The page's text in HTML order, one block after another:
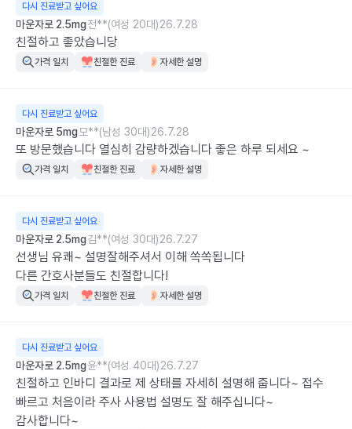
다시 진료받고 싶어요
마운자로 2.5mg전**(여성 20대)26.7.28
친절하고 좋았습니당
가격 일치 친절한 진료 자세한 설명
다시 진료받고 싶어요
마운자로 5mg모**(남성 30대)26.7.28
또 방문했습니다 열심히 감량하겠습니다 좋은 하루 되세요 ~
가격 일치 친절한 진료 자세한 설명
다시 진료받고 싶어요
마운자로 2.5mg김**(여성 30대)26.7.27
선생님 유쾌~ 설명잘해주셔서 이해 쏙쏙됩니다
다른 간호사분들도 친절합니다!
가격 일치 친절한 진료 자세한 설명
다시 진료받고 싶어요
마운자로 2.5mg윤**(여성 40대)26.7.27
친절하고 인바디 결과로 제 상태를 자세히 설명해 줍니다~ 접수
빠르고 처음이라 주사 사용법 설명도 잘 해주십니다~
감사합니다~